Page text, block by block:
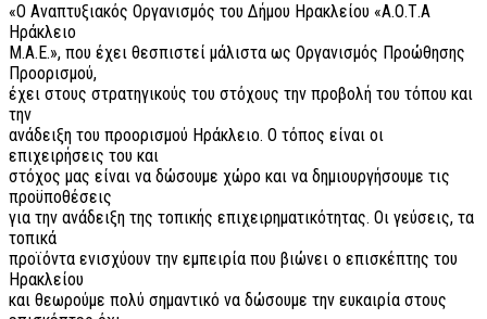
«Ο Αναπτυξιακός Οργανισμός του Δήμου Ηρακλείου «Α.Ο.Τ.Α
Ηράκλειο
Μ.Α.Ε.», που έχει θεσπιστεί μάλιστα ως Οργανισμός Προώθησης
Προορισμού,
έχει στους στρατηγικούς του στόχους την προβολή του τόπου και
την
ανάδειξη του προορισμού Ηράκλειο. Ο τόπος είναι οι
επιχειρήσεις του και
στόχος μας είναι να δώσουμε χώρο και να δημιουργήσουμε τις
προϋποθέσεις
για την ανάδειξη της τοπικής επιχειρηματικότητας. Οι γεύσεις, τα
τοπικά
προϊόντα ενισχύουν την εμπειρία που βιώνει ο επισκέπτης του
Ηρακλείου
και θεωρούμε πολύ σημαντικό να δώσουμε την ευκαιρία στους